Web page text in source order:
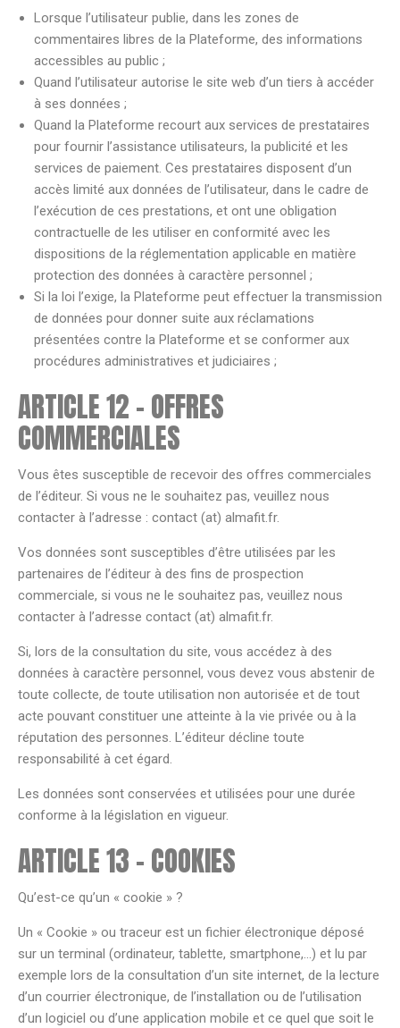
Lorsque l’utilisateur publie, dans les zones de
commentaires libres de la Plateforme, des informations
accessibles au public ;
Quand l’utilisateur autorise le site web d’un tiers à accéder
à ses données ;
Quand la Plateforme recourt aux services de prestataires
pour fournir l’assistance utilisateurs, la publicité et les
services de paiement. Ces prestataires disposent d’un
accès limité aux données de l’utilisateur, dans le cadre de
l’exécution de ces prestations, et ont une obligation
contractuelle de les utiliser en conformité avec les
dispositions de la réglementation applicable en matière
protection des données à caractère personnel ;
Si la loi l’exige, la Plateforme peut effectuer la transmission
de données pour donner suite aux réclamations
présentées contre la Plateforme et se conformer aux
procédures administratives et judiciaires ;
ARTICLE 12 – OFFRES
COMMERCIALES
Vous êtes susceptible de recevoir des offres commerciales
de l’éditeur. Si vous ne le souhaitez pas, veuillez nous
contacter à l’adresse : contact (at) almafit.fr.
Vos données sont susceptibles d’être utilisées par les
partenaires de l’éditeur à des fins de prospection
commerciale, si vous ne le souhaitez pas, veuillez nous
contacter à l’adresse contact (at) almafit.fr.
Si, lors de la consultation du site, vous accédez à des
données à caractère personnel, vous devez vous abstenir de
toute collecte, de toute utilisation non autorisée et de tout
acte pouvant constituer une atteinte à la vie privée ou à la
réputation des personnes. L’éditeur décline toute
responsabilité à cet égard.
Les données sont conservées et utilisées pour une durée
conforme à la législation en vigueur.
ARTICLE 13 – COOKIES
Qu’est-ce qu’un « cookie » ?
Un « Cookie » ou traceur est un fichier électronique déposé
sur un terminal (ordinateur, tablette, smartphone,…) et lu par
exemple lors de la consultation d’un site internet, de la lecture
d’un courrier électronique, de l’installation ou de l’utilisation
d’un logiciel ou d’une application mobile et ce quel que soit le